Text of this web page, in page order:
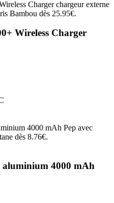
Wireless Charger
aluminium 4000 mAh